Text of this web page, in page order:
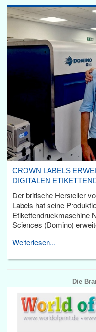
CROWN LABELS
DIGITALEN
Der britische Hersteller
Labels hat seine
Etikettendruckmaschine
Sciences (Domino)
Weiterlesen...
Die